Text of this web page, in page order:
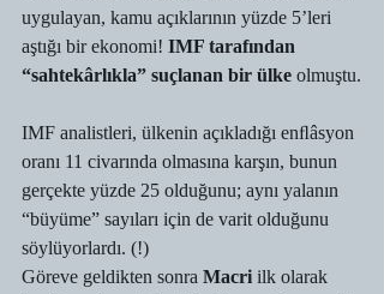
uygulayan, kamu açıklarının yüzde 5’leri
aştığı bir ekonomi! IMF tarafından
“sahtekârlıkla” suçlanan bir ülke olmuştu.
IMF analistleri, ülkenin açıkladığı enﬂâsyon
oranı 11 civarında olmasına karşın, bunun
gerçekte yüzde 25 olduğunu; aynı yalanın
“büyüme” sayıları için de varit olduğunu
söylüyorlardı. (!)
Göreve geldikten sonra Macri ilk olarak